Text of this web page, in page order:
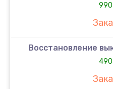
990
Восстановление
490